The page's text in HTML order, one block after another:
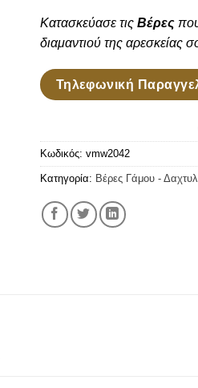
Κατασκεύασε τις Βέρες
διαμαντιού της αρεσκείας
Τηλεφωνική
Κωδικός: vmw2042
Κατηγορία: Βέρες Γάμου -